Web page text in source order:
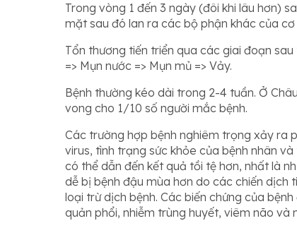
Trong vòng 1 đến 3 ngày (đôi khi lâu hơn)
mặt sau đó lan ra các bộ phận khác của cơ
Tổn thương tiến triển qua các giai đoạn
=> Mụn nước => Mụn mủ => Vảy.
Bệnh thường kéo dài trong 2-4 tuần. Ở
vong cho 1/10 số người mắc bệnh.
Các trường hợp bệnh nghiêm trọng xảy ra
virus, tình trạng sức khỏe của bệnh nhân
có thể dẫn đến kết quả tồi tệ hơn, nhất là
dễ bị bệnh đậu mùa hơn do các chiến
loại trừ dịch bệnh. Các biến chứng của
quản phổi, nhiễm trùng huyết, viêm não